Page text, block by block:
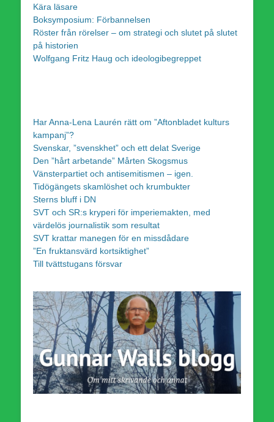
Kära läsare
Boksymposium: Förbannelsen
Röster från rörelser – om strategi och slutet på slutet
på historien
Wolfgang Fritz Haug och ideologibegreppet
Har Anna-Lena Laurén rätt om ”Aftonbladet kulturs
kampanj”?
Svenskar, ”svenskhet” och ett delat Sverige
Den ”hårt arbetande” Mårten Skogsmus
Vänsterpartiet och antisemitismen – igen.
Tidögängets skamlöshet och krumbukter
Sterns bluff i DN
SVT och SR:s kryperi för imperiemakten, med
värdelös journalistik som resultat
SVT krattar manegen för en missdådare
”En fruktansvärd kortsiktighet”
Till tvättstugans försvar